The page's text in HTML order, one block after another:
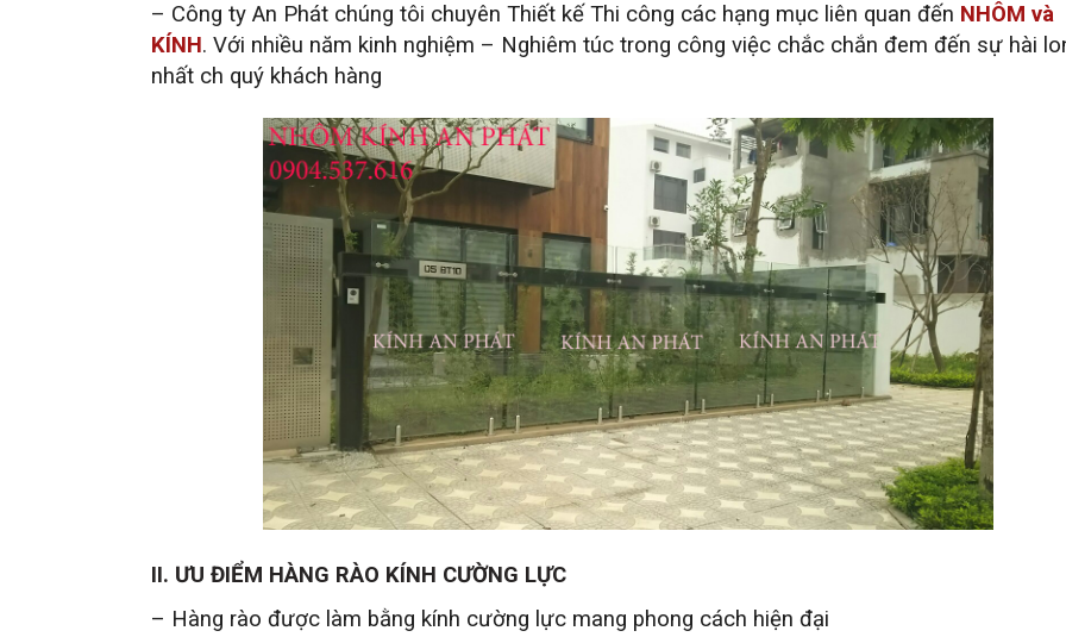
– Công ty An Phát chúng tôi chuyên Thiết kế Thi công các hạng mục liên quan đến NHÔM và
KÍNH. Với nhiều năm kinh nghiệm – Nghiêm túc trong công việc chắc chắn đem đến sự hài
nhất ch quý khách hàng
II. ƯU ĐIỂM HÀNG RÀO KÍNH CƯỜNG LỰC
– Hàng rào được làm bằng kính cường lực mang phong cách hiện đại